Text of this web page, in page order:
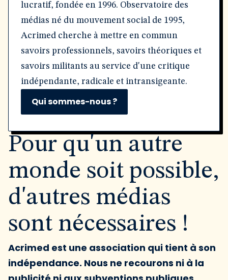
lucratif, fondée en 1996. Observatoire des
médias né du mouvement social de 1995,
Acrimed cherche à mettre en commun
savoirs professionnels, savoirs théoriques et
savoirs militants au service d'une critique
indépendante, radicale et intransigeante.
Qui sommes-nous ?
Pour qu'un autre
monde soit possible,
d'autres médias
sont nécessaires !
Acrimed est une association qui tient à son
indépendance. Nous ne recourons ni à la